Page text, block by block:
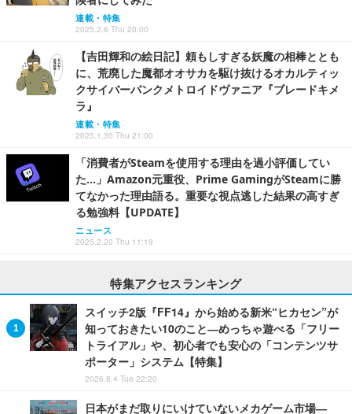
連載・特集
2025.2.6 Thu 20:00
【吉田輝和の絵日記】頼もしすぎる妖魔の相棒ととも
に、荒廃した魔都オオサカを駆け抜けるオカルティッ
クサイバーパンクメトロイドヴァニア『ブレードキメ
ラ』
連載・特集
2025.1.30 Thu 21:00
「消費者がSteamを使用する理由を過小評価してい
た…」Amazon元重役、Prime GamingがSteamに勝
てなかった理由語る。重要な視点逃した結果の高すぎ
る勉強料【UPDATE】
ニュース
2025.2.20 Thu 11:19
特集アクセスランキング
スイッチ2版『FF14』から始める新米“ヒカセン”が
知っておきたい10のこと―めっちゃ遊べる「フリー
トライアル」や、初心者でも安心の「コンテンツサ
ポーター」システム【特集】
2026.8.4 Tue 22:20
日本がまだ取りにいけていないメカゲーム市場―